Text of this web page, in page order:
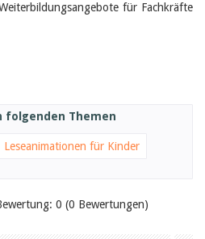
für Fachkräfte
folgenden Themen
Leseanimationen für Kinder
0 (0 Bewertungen)